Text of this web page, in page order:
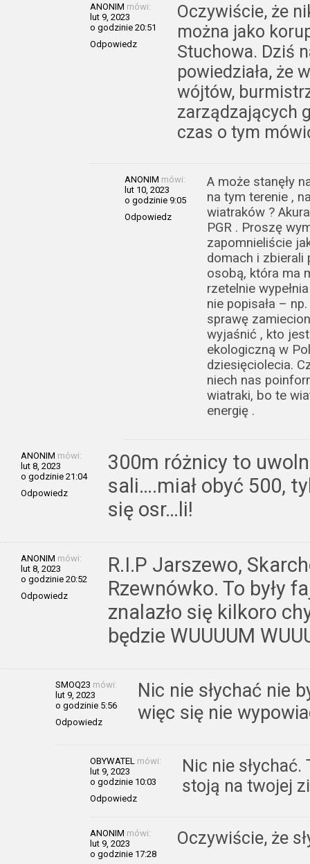
ANONIM mówi:
lut 9, 2023
o godzinie 20:51
Odpowiedz
Oczywiście, że
można jako
Stuchowa. Dziś
powiedziała, że
wójtów,
zarządzających
czas o tym
ANONIM mówi:
lut 10, 2023
o godzinie 9:05
Odpowiedz
A może stanęły
na tym terenie ,
wiatraków ?
PGR . Proszę
zapomnieliście
domach i zbierali
osobą, która ma
rzetelnie
nie popisała –
sprawę
wyjaśnić , kto
ekologiczną w
dziesięciolecia.
niech nas
wiatraki, bo te
energię .
ANONIM mówi:
lut 8, 2023
o godzinie 21:04
Odpowiedz
300m różnicy to
sali….miał obyć 500,
się osr…li!
ANONIM mówi:
lut 8, 2023
o godzinie 20:52
Odpowiedz
R.I.P Jarszewo,
Rzewnówko. To były
znalazło się kilkoro
będzie WUUUUM
SMOQ23 mówi:
lut 9, 2023
o godzinie 5:56
Odpowiedz
Nic nie słychać nie
więc się nie
OBYWATEL mówi:
lut 9, 2023
o godzinie 10:03
Odpowiedz
Nic nie słychać.
stoją na twojej
ANONIM mówi:
lut 9, 2023
o godzinie 17:28
Oczywiście, że